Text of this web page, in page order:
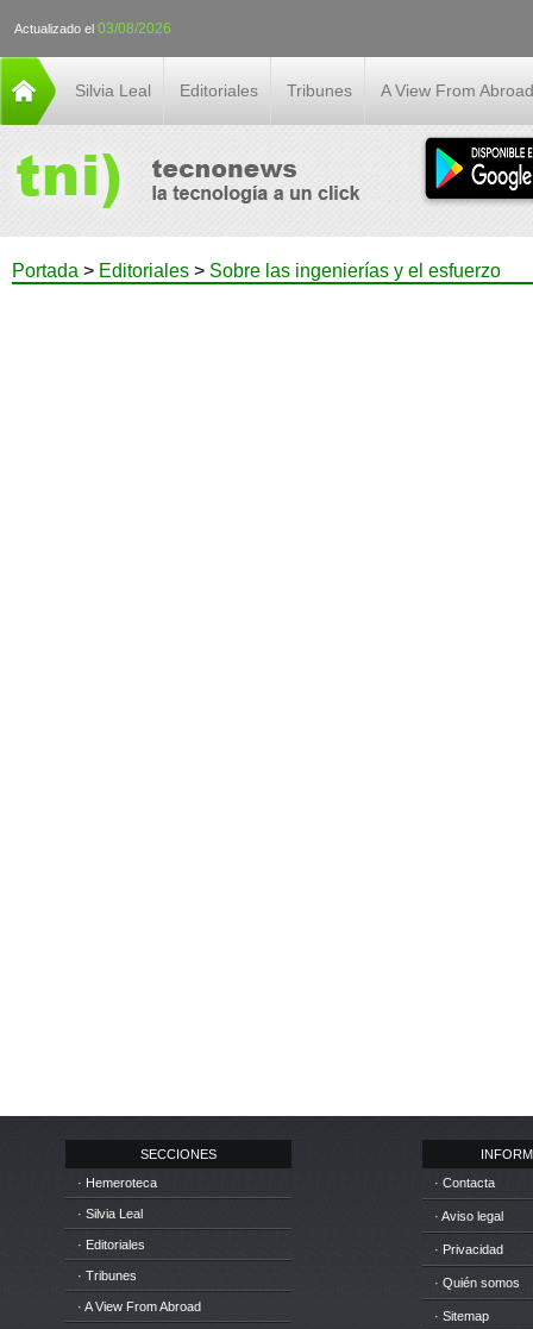
Actualizado el 03/08/2026
Silvia Leal Editoriales Tribunes A View From Abroad
Portada > Editoriales > Sobre las ingenierías y el esfuerzo
SECCIONES
· Hemeroteca
· Silvia Leal
· Editoriales
· Tribunes
· A View From Abroad
· Contacta
· Aviso legal
· Privacidad
· Quién somos
· Sitemap